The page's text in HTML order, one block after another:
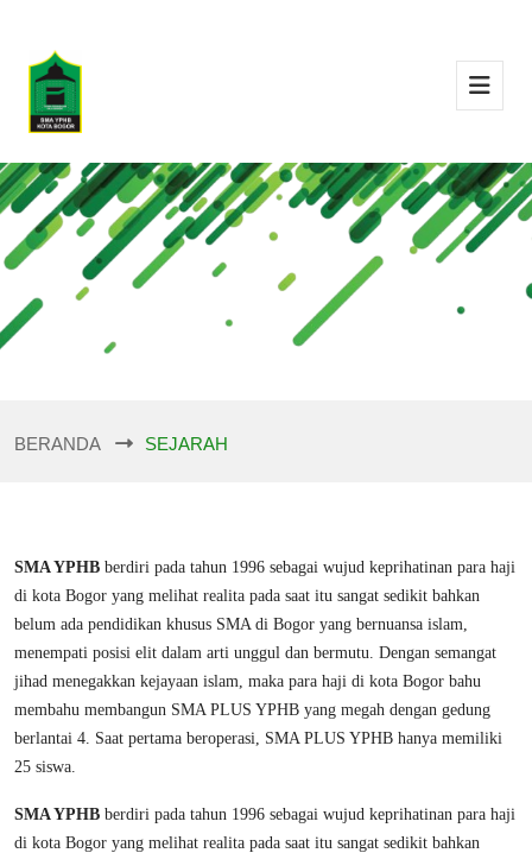
BERANDA SEJARAH
SMA YPHB berdiri pada tahun 1996 sebagai wujud keprihatinan para haji
di kota Bogor yang melihat realita pada saat itu sangat sedikit bahkan
belum ada pendidikan khusus SMA di Bogor yang bernuansa islam,
menempati posisi elit dalam arti unggul dan bermutu. Dengan semangat
jihad menegakkan kejayaan islam, maka para haji di kota Bogor bahu
membahu membangun SMA PLUS YPHB yang megah dengan gedung
berlantai 4. Saat pertama beroperasi, SMA PLUS YPHB hanya memiliki
25 siswa.
SMA YPHB berdiri pada tahun 1996 sebagai wujud keprihatinan para haji
di kota Bogor yang melihat realita pada saat itu sangat sedikit bahkan